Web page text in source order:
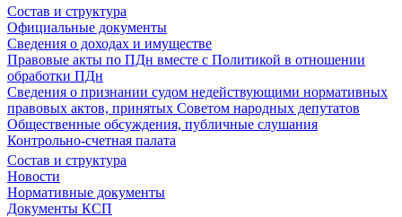
Состав и структура
Официальные документы
Сведения о доходах и имуществе
Правовые акты по ПДн вместе с Политикой в отношении
обработки ПДн
Сведения о признании судом недействующими нормативных
правовых актов, принятых Советом народных депутатов
Общественные обсуждения, публичные слушания
Контрольно-счетная палата
Состав и структура
Новости
Нормативные документы
Документы КСП